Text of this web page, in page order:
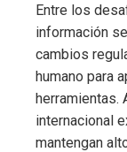
Entre los
información
cambios
humano para
herramientas.
internacional
mantengan